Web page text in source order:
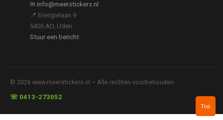
✉ info@meerstickers.nl
📍 Energielaan 9
5405 AD, Uden
Stuur een bericht
© 2026 www.meerstickers.nl – Alle rechten voorbehouden
☏ 0413-273052
Top